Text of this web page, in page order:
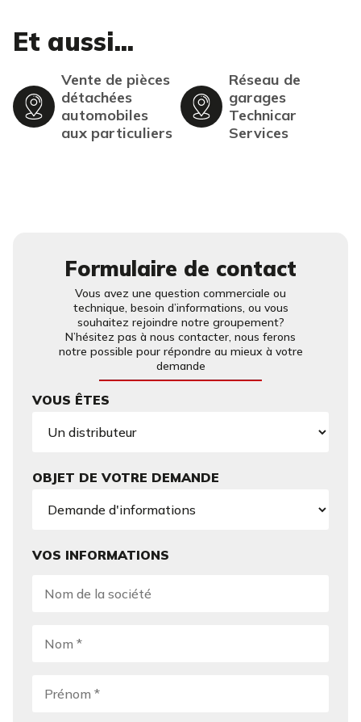
Et aussi...
Vente de pièces
détachées
automobiles
aux particuliers
Réseau de
garages
Technicar
Services
Formulaire de contact
Vous avez une question commerciale ou
technique, besoin d’informations, ou vous
souhaitez rejoindre notre groupement?
N’hésitez pas à nous contacter, nous ferons
notre possible pour répondre au mieux à votre
demande
VOUS ÊTES
OBJET DE VOTRE DEMANDE
VOS INFORMATIONS